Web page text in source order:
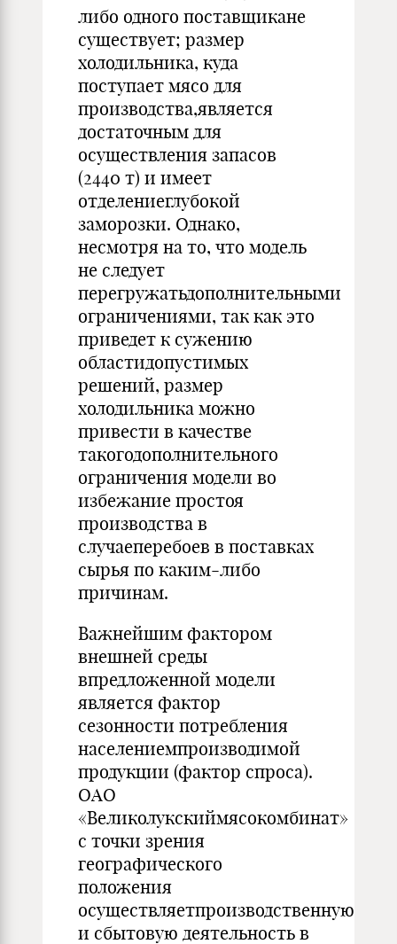
либо одного поставщикане
существует; размер
холодильника, куда
поступает мясо для
производства,является
достаточным для
осуществления запасов
(2440 т) и имеет
отделениеглубокой
заморозки. Однако,
несмотря на то, что модель
не следует
перегружатьдополнительными
ограничениями, так как это
приведет к сужению
областидопустимых
решений, размер
холодильника можно
привести в качестве
такогодополнительного
ограничения модели во
избежание простоя
производства в
случаеперебоев в поставках
сырья по каким-либо
причинам.
Важнейшим фактором
внешней среды
впредложенной модели
является фактор
сезонности потребления
населениемпроизводимой
продукции (фактор спроса).
ОАО
«Великолукскиймясокомбинат»
с точки зрения
географического
положения
осуществляетпроизводственную
и сбытовую деятельность в